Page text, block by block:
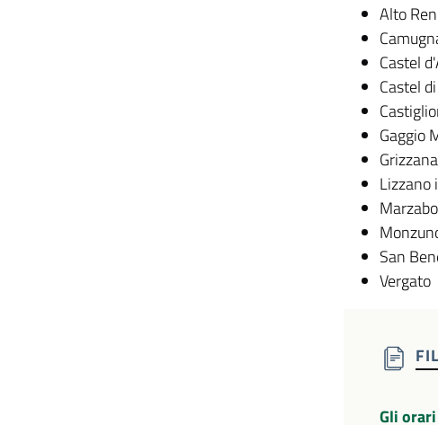
Alto
Castel
Castel
Gaggio
Lizzano
San
Vergato
Gli